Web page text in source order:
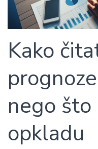
Kako
nego
opkladu